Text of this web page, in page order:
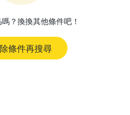
？換換其他條件吧！
條件再搜尋